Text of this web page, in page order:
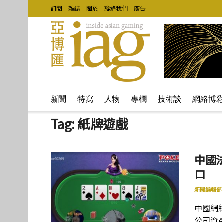
訂閱 雜誌 關於 聯絡我們 廣告
新聞 特寫 人物 專欄 技術談 網絡博
Tag:紙牌遊戲
中國
口
新聞編輯部
中國網